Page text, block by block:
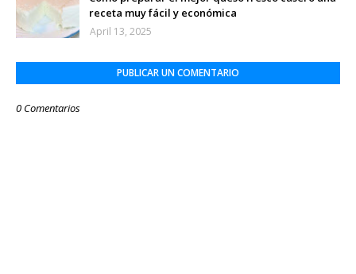
receta muy fácil y económica
April 13, 2025
PUBLICAR UN COMENTARIO
0 Comentarios